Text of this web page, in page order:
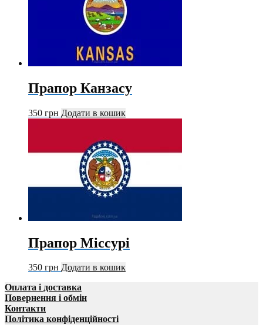
Прапор Канзасу
350 грн Додати в кошик
Прапор Міссурі
350 грн Додати в кошик
Оплата і доставка
Повернення і обмін
Контакти
Політика конфіденційності